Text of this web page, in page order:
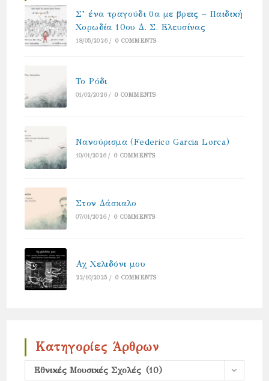
Σ’ ένα τραγούδι θα με βρεις – Παιδική
Χορωδία 10ου Δ. Σ. Ελευσίνας
18/05/2026 / 0 COMMENTS
Το Ρόδι
01/02/2026 / 0 COMMENTS
Νανούρισμα (Federico Garcia Lorca)
10/01/2026 / 0 COMMENTS
Στον Δάσκαλο
07/01/2026 / 0 COMMENTS
Αχ Χελιδόνι μου
22/10/2025 / 0 COMMENTS
Κατηγορίες Άρθρων
Κατηγορίες
Εθνικές Μουσικές Σχολές (10)